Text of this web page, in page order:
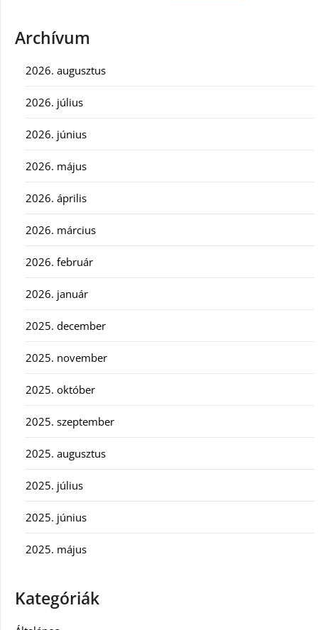
Archívum
2026. augusztus
2026. július
2026. június
2026. május
2026. április
2026. március
2026. február
2026. január
2025. december
2025. november
2025. október
2025. szeptember
2025. augusztus
2025. július
2025. június
2025. május
Kategóriák